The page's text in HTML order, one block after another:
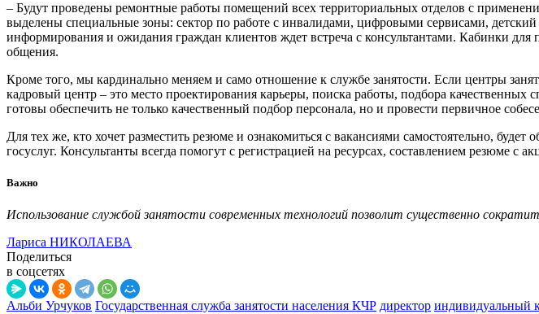
– Будут проведены ремонтные работы помещений всех территориальных отделов с
выделены специальные зоны: сектор по работе с инвалидами, цифровыми сервисами,
информирования и ожидания граждан клиентов ждет встреча с консультантами. Кабинки для
общения.
Кроме того, мы кардинально меняем и само отношение к службе занятости. Если центры
кадровый центр – это место проектирования карьеры, поиска работы, подбора
готовы обеспечить не только качественный подбор персонала, но и провести первичное
Для тех же, кто хочет разместить резюме и ознакомиться с вакансиями самостоятельно,
госуслуг. Консультанты всегда помогут с регистрацией на ресурсах, составлением резюме с
Важно
Использование службой занятости современных технологий позволит существенно
Лариса НИКОЛАЕВА
Поделиться
в соцсетях
Альби Урчуков Государственная служба занятости населения КЧР директор индивидуальный